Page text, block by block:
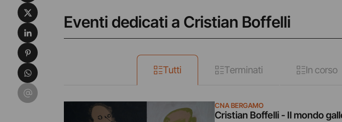
Eventi dedicati a Cristian Boffelli
Tutti Terminati In corso
CNA BERGAMO
Cristian Boffelli - Il mondo
Condividi su X
Condividi su LinkedIn
Condividi su Pinterest
Condividi su WhatsApp
Condividi su Email